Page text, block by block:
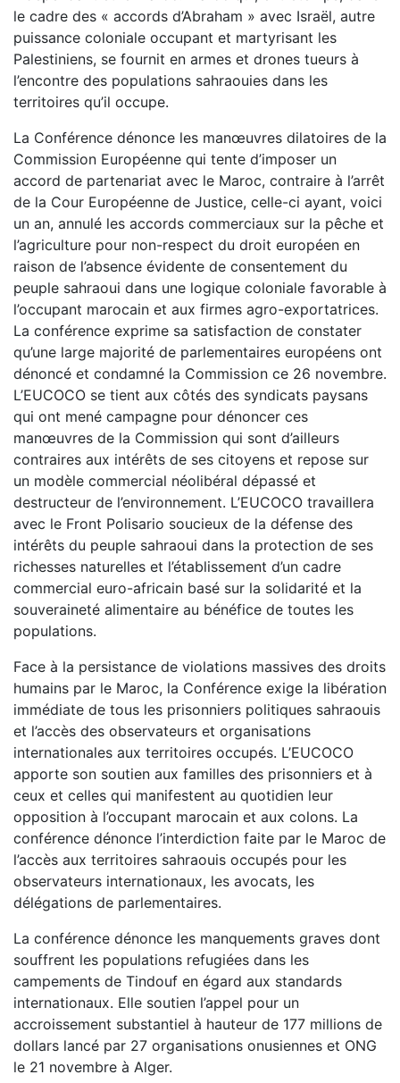
le cadre des « accords d’Abraham » avec Israël, autre
puissance coloniale occupant et martyrisant les
Palestiniens, se fournit en armes et drones tueurs à
l’encontre des populations sahraouies dans les
territoires qu’il occupe.
La Conférence dénonce les manœuvres dilatoires de la
Commission Européenne qui tente d’imposer un
accord de partenariat avec le Maroc, contraire à l’arrêt
de la Cour Européenne de Justice, celle-ci ayant, voici
un an, annulé les accords commerciaux sur la pêche et
l’agriculture pour non-respect du droit européen en
raison de l’absence évidente de consentement du
peuple sahraoui dans une logique coloniale favorable à
l’occupant marocain et aux firmes agro-exportatrices.
La conférence exprime sa satisfaction de constater
qu’une large majorité de parlementaires européens ont
dénoncé et condamné la Commission ce 26 novembre.
L’EUCOCO se tient aux côtés des syndicats paysans
qui ont mené campagne pour dénoncer ces
manœuvres de la Commission qui sont d’ailleurs
contraires aux intérêts de ses citoyens et repose sur
un modèle commercial néolibéral dépassé et
destructeur de l’environnement. L’EUCOCO travaillera
avec le Front Polisario soucieux de la défense des
intérêts du peuple sahraoui dans la protection de ses
richesses naturelles et l’établissement d’un cadre
commercial euro-africain basé sur la solidarité et la
souveraineté alimentaire au bénéfice de toutes les
populations.
Face à la persistance de violations massives des droits
humains par le Maroc, la Conférence exige la libération
immédiate de tous les prisonniers politiques sahraouis
et l’accès des observateurs et organisations
internationales aux territoires occupés. L’EUCOCO
apporte son soutien aux familles des prisonniers et à
ceux et celles qui manifestent au quotidien leur
opposition à l’occupant marocain et aux colons. La
conférence dénonce l’interdiction faite par le Maroc de
l’accès aux territoires sahraouis occupés pour les
observateurs internationaux, les avocats, les
délégations de parlementaires.
La conférence dénonce les manquements graves dont
souffrent les populations refugiées dans les
campements de Tindouf en égard aux standards
internationaux. Elle soutien l’appel pour un
accroissement substantiel à hauteur de 177 millions de
dollars lancé par 27 organisations onusiennes et ONG
le 21 novembre à Alger.